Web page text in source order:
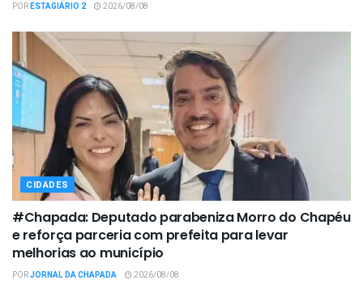
PORESTAGIÁRIO 2 2026/08/08
CIDADES
#Chapada: Deputado parabeniza Morro do Chapéu
e reforça parceria com prefeita para levar
melhorias ao município
PORJORNAL DA CHAPADA 2026/08/08